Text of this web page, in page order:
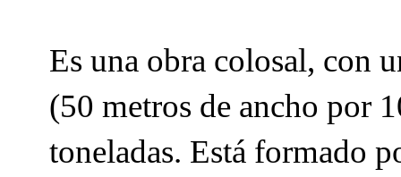
Es una obra colosal, con
(50 metros de ancho por
toneladas. Está formado